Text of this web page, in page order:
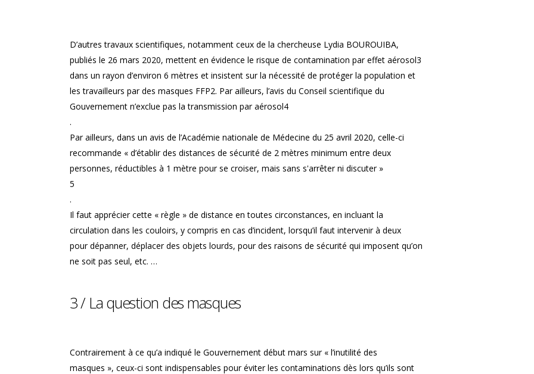
D’autres travaux scientifiques, notamment ceux de la chercheuse Lydia BOUROUIBA,
publiés le 26 mars 2020, mettent en évidence le risque de contamination par effet aérosol3
dans un rayon d’environ 6 mètres et insistent sur la nécessité de protéger la population et
les travailleurs par des masques FFP2. Par ailleurs, l’avis du Conseil scientifique du
Gouvernement n’exclue pas la transmission par aérosol4
.
Par ailleurs, dans un avis de l’Académie nationale de Médecine du 25 avril 2020, celle-ci
recommande « d’établir des distances de sécurité de 2 mètres minimum entre deux
personnes, réductibles à 1 mètre pour se croiser, mais sans s'arrêter ni discuter »
5
.
Il faut apprécier cette « règle » de distance en toutes circonstances, en incluant la
circulation dans les couloirs, y compris en cas d’incident, lorsqu’il faut intervenir à deux
pour dépanner, déplacer des objets lourds, pour des raisons de sécurité qui imposent qu’on
ne soit pas seul, etc. …
3 / La question des masques
Contrairement à ce qu’a indiqué le Gouvernement début mars sur « l’inutilité des
masques », ceux-ci sont indispensables pour éviter les contaminations dès lors qu’ils sont